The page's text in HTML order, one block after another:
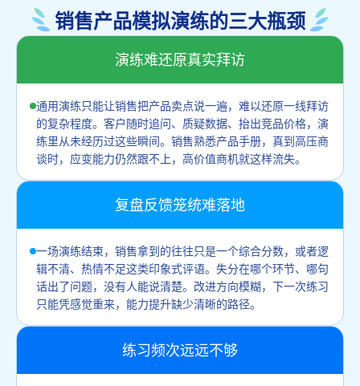
销售产品模拟演练的三大瓶颈
演练难还原真实拜访
通用演练只能让销售把产品卖点说一遍，难以还原一线拜访
的复杂程度。客户随时追问、质疑数据、抬出竞品价格，演
练里从未经历过这些瞬间。销售熟悉产品手册，真到高压商
谈时，应变能力仍然跟不上，高价值商机就这样流失。
复盘反馈笼统难落地
一场演练结束，销售拿到的往往只是一个综合分数，或者逻
辑不清、热情不足这类印象式评语。失分在哪个环节、哪句
话出了问题，没有人能说清楚。改进方向模糊，下一次练习
只能凭感觉重来，能力提升缺少清晰的路径。
练习频次远远不够